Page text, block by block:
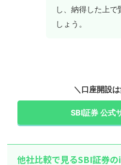
し、納得した上で
しょう。
＼口座開設
SBI証券 公式
他社比較で見るSBI証券